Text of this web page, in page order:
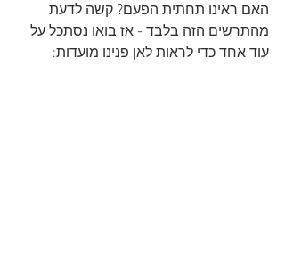
האם ראינו תחתית הפעם? קשה לדעת
מהתרשים הזה בלבד - אז בואו נסתכל על
עוד אחד כדי לראות לאן פנינו מועדות: